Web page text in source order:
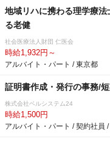
地域リハに携わる理学療
る老健
社会医療法人財団 仁医会
時給1,932円～
アルバイト・パート / 東京都
証明書作成・発行の事務/
株式会社ベルシステム24
時給1,500円
アルバイト・パート / 契約社員